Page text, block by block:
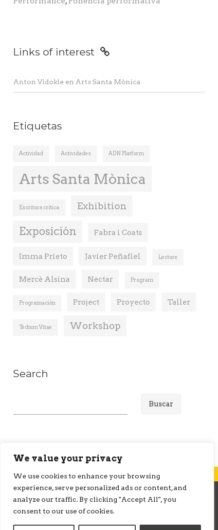
We value your privacy
We use cookies to enhance your browsing
experience, serve personalized ads or content, and
analyze our traffic. By clicking "Accept All", you
consent to our use of cookies.
Links of interest
Anton Vidokle en Arts Santa Mònica
Etiquetas
Actividad Actividades ADN Platform
Arts Santa Mònica
Escritura critica Exhibition
Exposición Fabra i Coats
Imma Prieto Javier Peñafiel Lecture
Mercè Alsina Nectar Program
Programación Project Proyecto Taller
Tedium Vitae Workshop
Search
u
:
© ONMEDIATION 2026